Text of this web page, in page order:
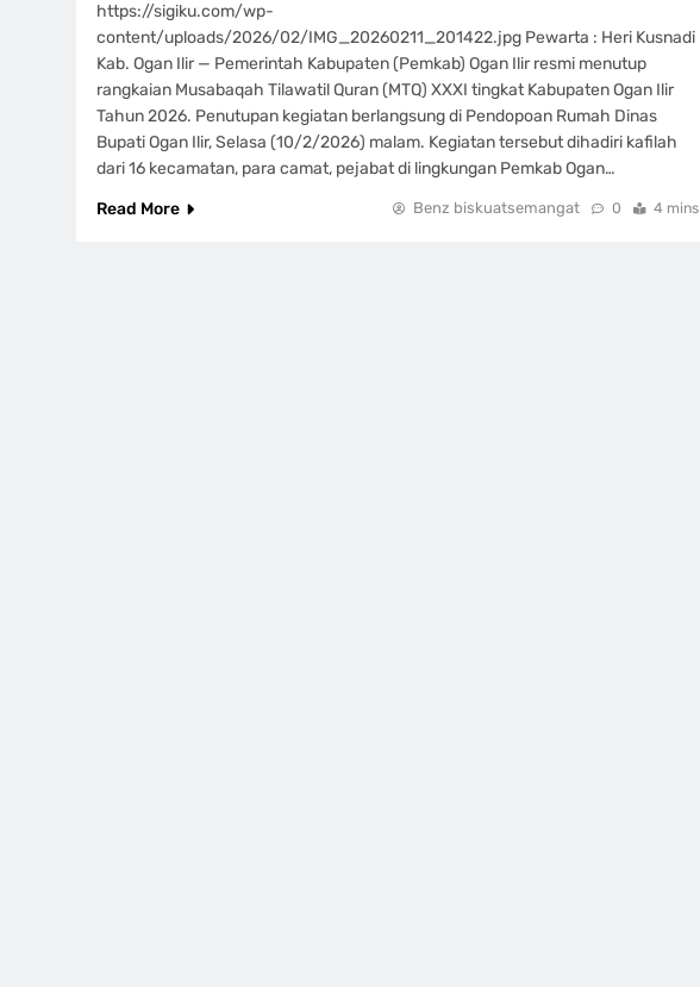
https://sigiku.com/wp-
content/uploads/2026/02/IMG_20260211_201422.jpg Pewarta : Heri Kusnadi
Kab. Ogan Ilir — Pemerintah Kabupaten (Pemkab) Ogan Ilir resmi menutup
rangkaian Musabaqah Tilawatil Quran (MTQ) XXXI tingkat Kabupaten Ogan Ilir
Tahun 2026. Penutupan kegiatan berlangsung di Pendopoan Rumah Dinas
Bupati Ogan Ilir, Selasa (10/2/2026) malam. Kegiatan tersebut dihadiri kafilah
dari 16 kecamatan, para camat, pejabat di lingkungan Pemkab Ogan…
Read More
Benz biskuatsemangat 0 4 mins